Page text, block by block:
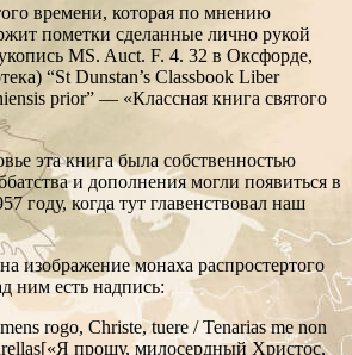
времени, которая по мнению
пометки сделанные лично рукой
MS. Auct. F. 4. 32 в Оксфорде,
“St Dunstan’s Classbook Liber
prior” — «Классная книга святого
эта книга была собственностью
и дополнения могли появиться в
году, когда тут главенствовал наш
изображение монаха распростертого
ним есть надпись:
rogo, Christe, tuere / Tenarias me non
прошу, милосердный Христос,